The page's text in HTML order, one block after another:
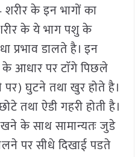
शरीर के इन भागों का
के ये भाग पशु के
प्रभाव डालते है। इन
आधार पर टाॅगे पिछले
घुटने तथा खुर होते है।
तथा ऐडी गहरी होती है।
के साथ सामान्यतः जुडे
पर सीधे दिखाई पडते